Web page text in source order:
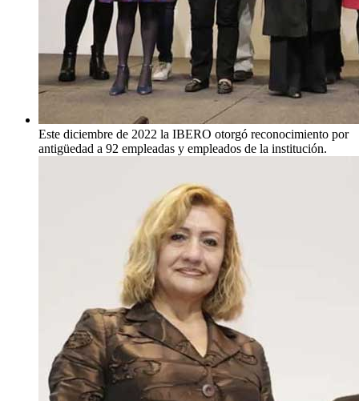
Este diciembre de 2022 la IBERO otorgó reconocimiento por
antigüedad a 92 empleadas y empleados de la institución.